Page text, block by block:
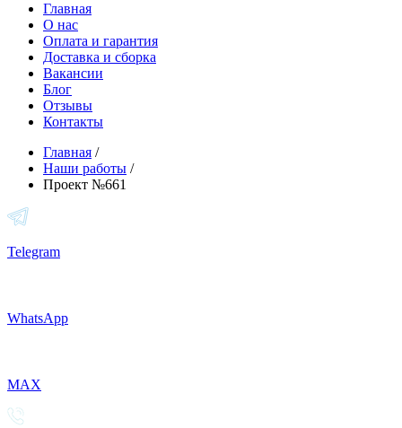
Главная
О нас
Оплата и гарантия
Доставка и сборка
Вакансии
Блог
Отзывы
Контакты
Главная /
Наши работы /
Проект №661
Telegram
WhatsApp
MAX